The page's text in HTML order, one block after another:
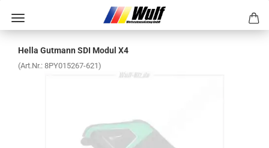
Hella Gut­mann SDI Modul X4
(Art.Nr.: 8PY015267-​621)